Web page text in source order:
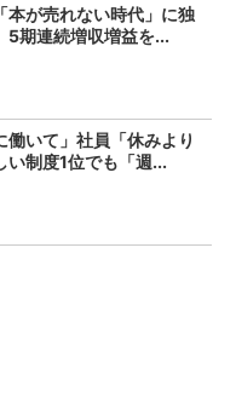
本が売れない時代」に独
期連続増収増益を...
いて」社員「休みより
制度1位でも「週...